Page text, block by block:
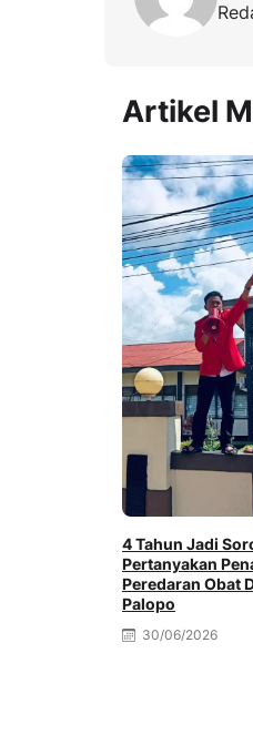
Artikel
4 Tahun Jadi
Pertanyakan
Peredaran Obat
Palopo
30/06/2026